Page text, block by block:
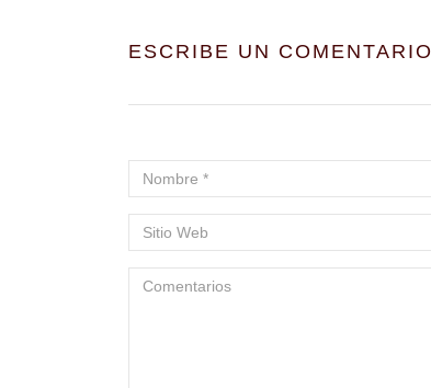
ESCRIBE UN COMENTARIO